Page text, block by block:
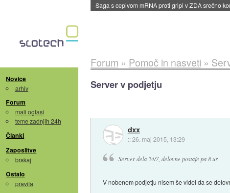
Saga s cepivom mRNA proti gripi v ZDA srečno
Novice
arhiv
Forum
mali oglasi
teme zadnjih 24h
Članki
Zaposlitve
brskaj
Ostalo
pravila
Forum » Pomoč in nasveti »
Server v podjetju
dxx
::26. maj 2015, 13:29
Server dela 24/7, delovne postaje pa 8 ur
V nobenem podjetju nisem še videl da se